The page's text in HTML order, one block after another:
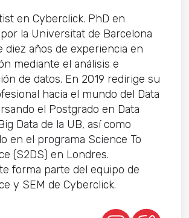
en Cyberclick. PhD en
la Universitat de Barcelona
diez años de experiencia en
mediante el análisis e
de datos. En 2019 redirige su
hacia el mundo del Data
el Postgrado en Data
Data de la UB, así como
en el programa Science To
(S2DS) en Londres.
forma parte del equipo de
y SEM de Cyberclick.